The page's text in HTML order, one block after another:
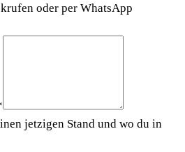
oder per WhatsApp
jetzigen Stand und wo du in